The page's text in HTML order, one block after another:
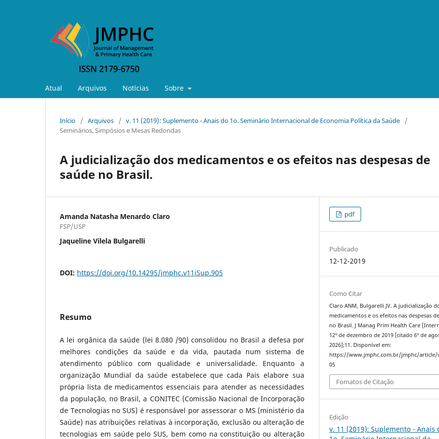
Atual Arquivos Notícias Sobre
Início / Arquivos / v. 11 (2019): Suplemento - Anais do 1o. Seminário Internacional de Economia Política da Saúde
/
Seminários, Simpósios e Mesas Redondas
A judicialização dos medicamentos e os efeitos nas despesas de
saúde no Brasil.
Amanda Natasha Menardo Claro
FSP/USP
Jaqueline Vilela Bulgarelli
DOI: https://doi.org/10.14295/jmphc.v11iSup.905
Resumo
A lei orgânica da saúde (lei 8.080 /90) consolidou no Brasil a defesa por
melhores condições da saúde e da vida, pautada num sistema de
atendimento público com qualidade e universalidade. Enquanto a
organização Mundial da saúde estabelece que cada País elabore sua
própria lista de medicamentos essenciais para atender as necessidades
da população, no Brasil, a CONITEC (Comissão Nacional de Incorporação
de Tecnologias no SUS) é responsável por assessorar o MS (ministério da
Saúde) nas atribuições relativas à incorporação, exclusão ou alteração de
tecnologias em saúde pelo SUS, bem como na constituição ou alteração
pdf
Publicado
12-12-2019
Como Citar
Claro ANM, Bulgarelli JV. A judicialização
medicamentos e os efeitos nas despesas
no Brasil. J Manag Prim Health Care
12º de dezembro de 2019 [citado 6º de
2026];11. Disponível em:
https://www.jmphc.com.br/jmphc/article/
05
Fomatos de Citação
Edição
v. 11 (2019): Suplemento - Anais